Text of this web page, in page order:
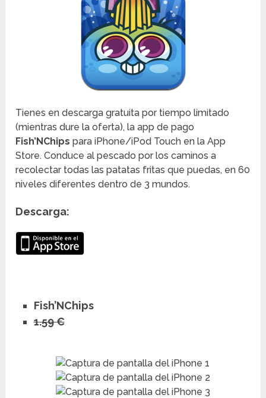
Tienes en descarga gratuita por tiempo limitado
(mientras dure la oferta), la app de pago
Fish’NChips para iPhone/iPod Touch en la App
Store. Conduce al pescado por los caminos a
recolectar todas las patatas fritas que puedas, en 60
niveles diferentes dentro de 3 mundos.
Descarga:
Fish’NChips
1.59 €